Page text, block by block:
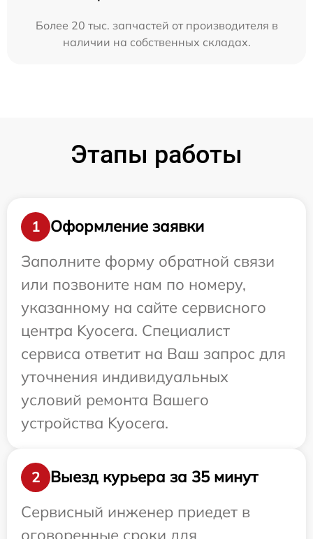
Более 20 тыс. запчастей от производителя в
наличии на собственных складах.
Этапы работы
1
Оформление заявки
Заполните форму обратной связи
или позвоните нам по номеру,
указанному на сайте сервисного
центра Kyocera. Специалист
сервиса ответит на Ваш запрос для
уточнения индивидуальных
условий ремонта Вашего
устройства Kyocera.
2
Выезд курьера за 35 минут
Сервисный инженер приедет в
оговоренные сроки для